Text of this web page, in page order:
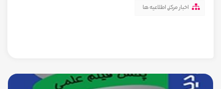
اخبار مرکز,اطلاعیه ها